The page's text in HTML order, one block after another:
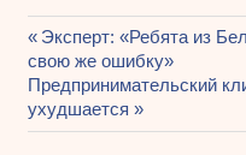
Навигация
по
записям
Предыдущая
запись:
Эксперт: «Ребята из
свою же ошибку»
Следующая
запись:
Предпринимательский
ухудшается